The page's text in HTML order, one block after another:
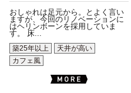
おしゃれは足元から。とよく言い
ますが、今回のリノベーションに
はヘリンボーンを採用していま
す。 床...
築25年以上
天井が高い
カフェ風